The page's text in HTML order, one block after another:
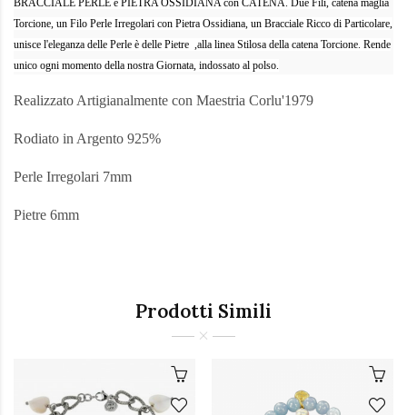
Torcione, un Filo Perle Irregolari con Pietra Ossidiana, un Bracciale Ricco di Particolare,
unisce l'eleganza delle Perle è delle Pietre ,alla linea Stilosa della catena Torcione. Rende
unico ogni momento della nostra Giornata, indossato al polso.
Realizzato Artigianalmente con Maestria Corlu'1979
Rodiato in Argento 925%
Perle Irregolari 7mm
Pietre 6mm
Prodotti Simili